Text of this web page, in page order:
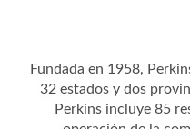
Fundada en 1958,
32 estados y dos
Perkins incluye 85